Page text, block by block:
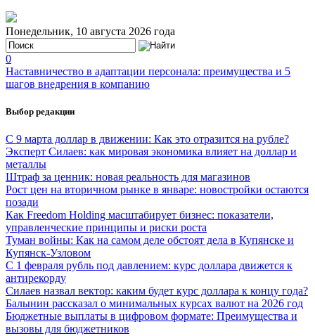
Понедельник, 10 августа 2026 года
0
Наставничество в адаптации персонала: преимущества и 5
шагов внедрения в компанию
Выбор редакции
С 9 марта доллар в движении: Как это отразится на рубле?
Эксперт Силаев: как мировая экономика влияет на доллар и
металлы
Штраф за ценник: новая реальность для магазинов
Рост цен на вторичном рынке в январе: новостройки остаются
позади
Как Freedom Holding масштабирует бизнес: показатели,
управленческие принципы и риски роста
Туман войны: Как на самом деле обстоят дела в Купянске и
Купянск-Узловом
С 1 февраля рубль под давлением: курс доллара движется к
антирекорду
Силаев назвал вектор: каким будет курс доллара к концу года?
Балынин рассказал о минимальных курсах валют на 2026 год
Бюджетные выплаты в цифровом формате: Преимущества и
вызовы для бюджетников